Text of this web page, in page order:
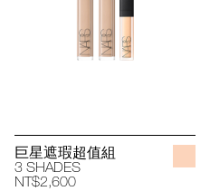
巨星遮瑕超值組
3 SHADES
NT$2,600